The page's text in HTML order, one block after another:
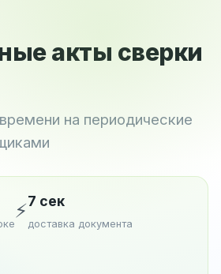
акты сверки
на периодические
⚡7 сек
доставка документа